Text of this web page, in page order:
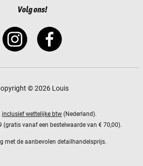
Volg ons!
© 2026 Louis
inclusief wettelijke btw (Nederland).
(gratis vanaf een bestelwaarde van € 70,00).
met de aanbevolen detailhandelsprijs.